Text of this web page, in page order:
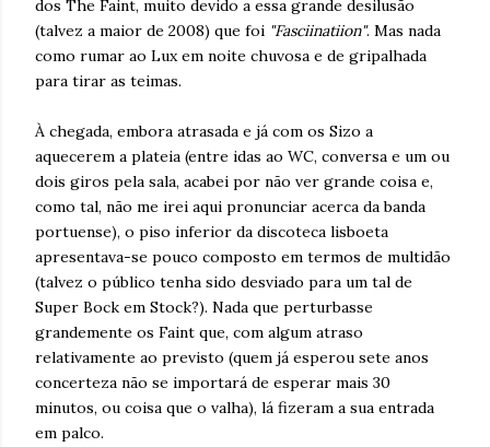
dos The Faint, muito devido a essa grande desilusão
(talvez a maior de 2008) que foi "Fasciinatiion". Mas nada
como rumar ao Lux em noite chuvosa e de gripalhada
para tirar as teimas.
À chegada, embora atrasada e já com os Sizo a
aquecerem a plateia (entre idas ao WC, conversa e um ou
dois giros pela sala, acabei por não ver grande coisa e,
como tal, não me irei aqui pronunciar acerca da banda
portuense), o piso inferior da discoteca lisboeta
apresentava-se pouco composto em termos de multidão
(talvez o público tenha sido desviado para um tal de
Super Bock em Stock?). Nada que perturbasse
grandemente os Faint que, com algum atraso
relativamente ao previsto (quem já esperou sete anos
concerteza não se importará de esperar mais 30
minutos, ou coisa que o valha), lá fizeram a sua entrada
em palco.